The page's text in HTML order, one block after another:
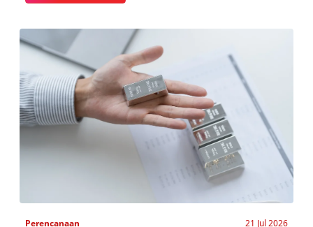
Perencanaan 21 Jul 2026